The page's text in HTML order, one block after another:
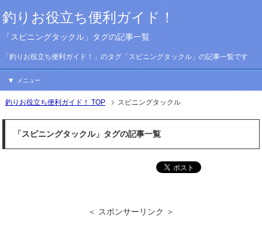
釣りお役立ち便利ガイド！
「スピニングタックル」タグの記事一覧
「釣りお役立ち便利ガイド！」のタグ「スピニングタックル」の記事一覧です
メニュー
釣りお役立ち便利ガイド！ TOP スピニングタックル
「スピニングタックル」タグの記事一覧
＜ スポンサーリンク ＞